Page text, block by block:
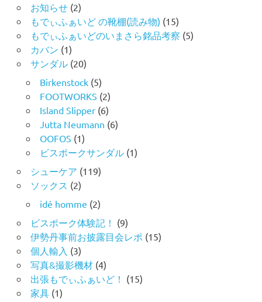
お知らせ(2)
もでぃふぁいど の靴棚(読み物) (15)
もでぃふぁいどのいまさら銘品考察 (5)
カバン (1)
サンダル(20)
Birkenstock(5)
FOOTWORKS (2)
Island Slipper(6)
Jutta Neumann (6)
OOFOS (1)
ビスポークサンダル(1)
シューケア (119)
ソックス (2)
idé homme (2)
ビスポーク体験記！ (9)
伊勢丹事前お披露目会レポ (15)
個人輸入 (3)
写真&撮影機材(4)
出張もでぃふぁいど！ (15)
家具(1)